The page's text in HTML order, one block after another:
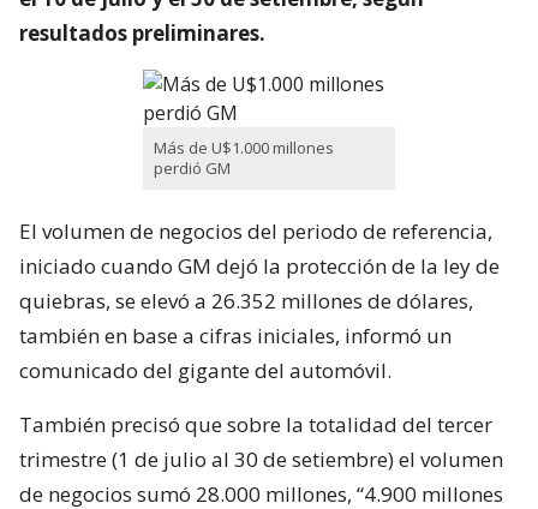
resultados preliminares.
Más de U$1.000 millones
perdió GM
El volumen de negocios del periodo de referencia,
iniciado cuando GM dejó la protección de la ley de
quiebras, se elevó a 26.352 millones de dólares,
también en base a cifras iniciales, informó un
comunicado del gigante del automóvil.
También precisó que sobre la totalidad del tercer
trimestre (1 de julio al 30 de setiembre) el volumen
de negocios sumó 28.000 millones, “4.900 millones